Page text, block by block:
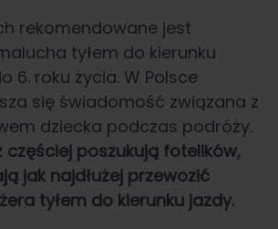
rekomendowane jest
tyłem do kierunku
6. roku życia. W Polsce
się świadomość związana z
dziecka podczas podróży.
częściej poszukują fotelików,
jak najdłużej przewozić
tyłem do kierunku jazdy.